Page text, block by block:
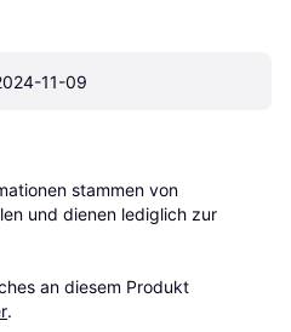
11-09
stammen von
und dienen lediglich zur
an diesem Produkt
.